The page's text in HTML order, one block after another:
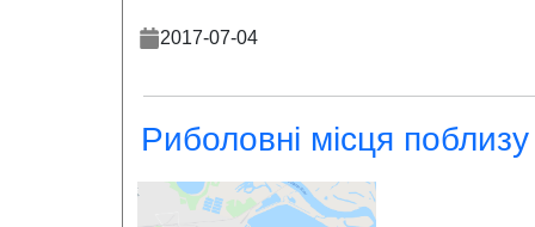
2017-07-04
Риболовні місця поблизу